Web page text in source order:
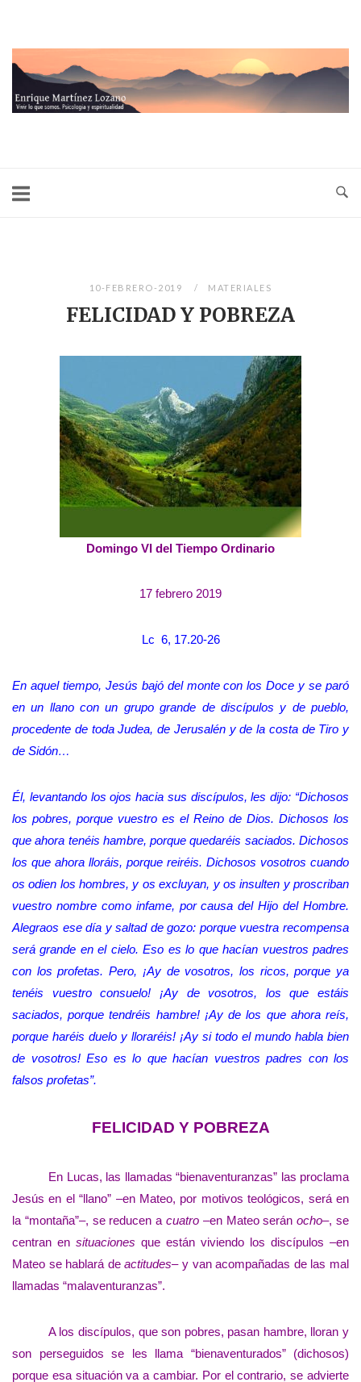
contenido
10-FEBRERO-2019 MATERIALES
FELICIDAD Y POBREZA
Domingo VI del Tiempo Ordinario
17 febrero 2019
Lc 6, 17.20-26
En aquel tiempo, Jesús bajó del monte con los Doce y se paró
en un llano con un grupo grande de discípulos y de pueblo,
procedente de toda Judea, de Jerusalén y de la costa de Tiro y
de Sidón…
Él, levantando los ojos hacia sus discípulos, les dijo: “Dichosos
los pobres, porque vuestro es el Reino de Dios. Dichosos los
que ahora tenéis hambre, porque quedaréis saciados. Dichosos
los que ahora lloráis, porque reiréis. Dichosos vosotros cuando
os odien los hombres, y os excluyan, y os insulten y proscriban
vuestro nombre como infame, por causa del Hijo del Hombre.
Alegraos ese día y saltad de gozo: porque vuestra recompensa
será grande en el cielo. Eso es lo que hacían vuestros padres
con los profetas. Pero, ¡Ay de vosotros, los ricos, porque ya
tenéis vuestro consuelo! ¡Ay de vosotros, los que estáis
saciados, porque tendréis hambre! ¡Ay de los que ahora reís,
porque haréis duelo y lloraréis! ¡Ay si todo el mundo habla bien
de vosotros! Eso es lo que hacían vuestros padres con los
falsos profetas”.
FELICIDAD Y POBREZA
En Lucas, las llamadas “bienaventuranzas” las proclama
Jesús en el “llano” –en Mateo, por motivos teológicos, será en
la “montaña”–, se reducen a cuatro –en Mateo seránocho–, se
centran en situaciones que están viviendo los discípulos –en
Mateo se hablará deactitudes– y van acompañadas de las mal
llamadas “malaventuranzas”.
A los discípulos, que son pobres, pasan hambre, lloran y
son perseguidos se les llama “bienaventurados” (dichosos)
porque esa situación va a cambiar. Por el contrario, se advierte